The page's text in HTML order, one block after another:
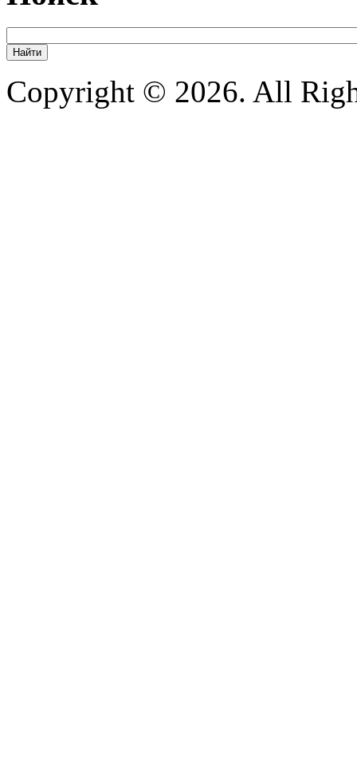
Copyright © 2026. All